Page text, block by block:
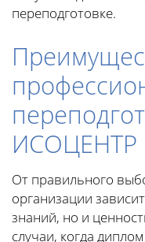
переподготовке.
ИСОЦЕНТР
От правильного
организации
знаний, но и
случаи, когда